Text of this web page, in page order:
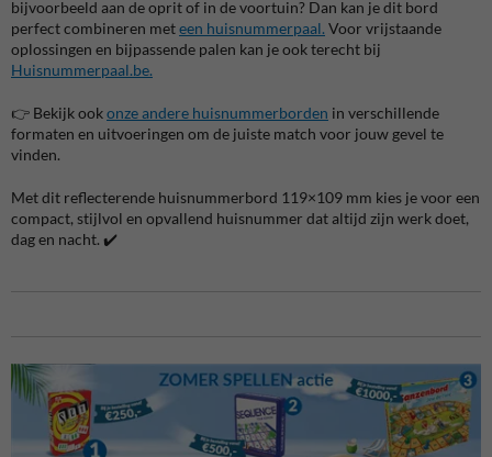
bijvoorbeeld aan de oprit of in de voortuin? Dan kan je dit bord
perfect combineren meteen huisnummerpaal. Voor vrijstaande
oplossingen en bijpassende palen kan je ook terecht bij
Huisnummerpaal.be.
👉 Bekijk ookonze andere huisnummerborden in verschillende
formaten en uitvoeringen om de juiste match voor jouw gevel te
vinden.
Met dit reflecterende huisnummerbord 119×109 mm kies je voor een
compact, stijlvol en opvallend huisnummer dat altijd zijn werk doet,
dag en nacht. ✔️